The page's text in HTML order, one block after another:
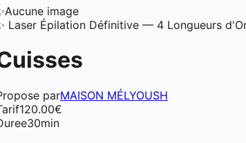
beauté bien être
Aucune image
Laser Épilation Définitive — 4 Longueurs
parMAISON MÉLYOUSH
120.00€
30min